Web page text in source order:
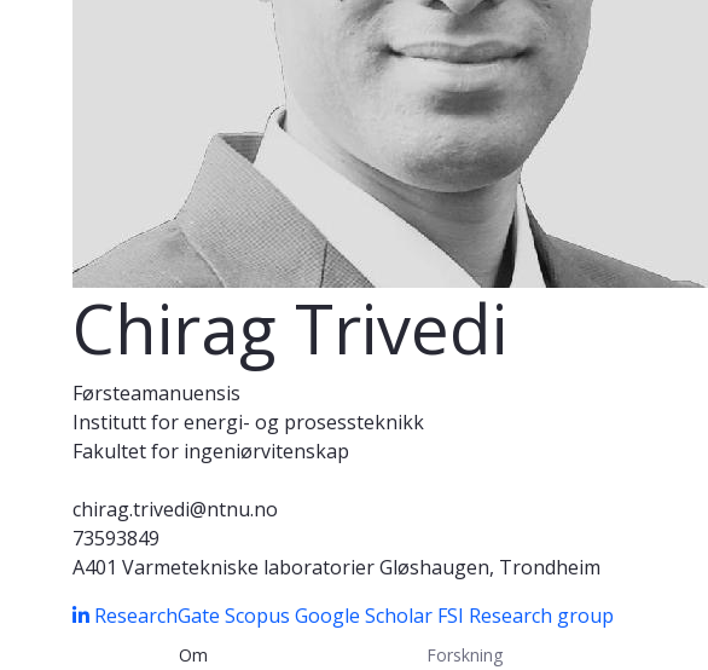
Chirag Trivedi
Førsteamanuensis
Institutt for energi- og prosessteknikk
Fakultet for ingeniørvitenskap
chirag.trivedi@ntnu.no
73593849
A401 Varmetekniske laboratorier Gløshaugen, Trondheim
ResearchGate Scopus Google Scholar FSI Research group
Om Forskning